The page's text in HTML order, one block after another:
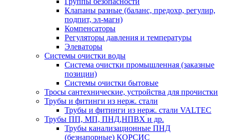
Клапаны разные (баланс, предохр, регулир,
подпит, эл-магн)
Компенсаторы
Регуляторы давления и температуры
Элеваторы
Системы очистки воды
Система очистки промышленная (заказные
позиции)
Системы очистки бытовые
Тросы сантехнические, устройства для прочистки
Трубы и фитинги из нерж. стали
Трубы и фитинги из нерж. стали VALTEC
Трубы ПП, МП, ПНД,НПВХ и др.
Трубы канализационные ПНД
(безнапорные) КОРСИС